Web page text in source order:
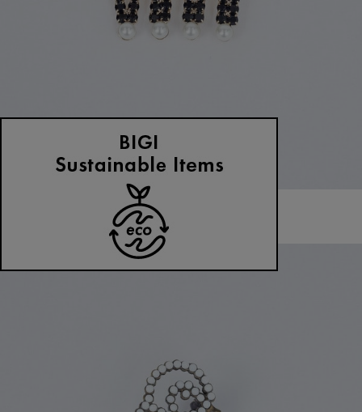
ADIEU TRISTESSE
(ぶろーち) /